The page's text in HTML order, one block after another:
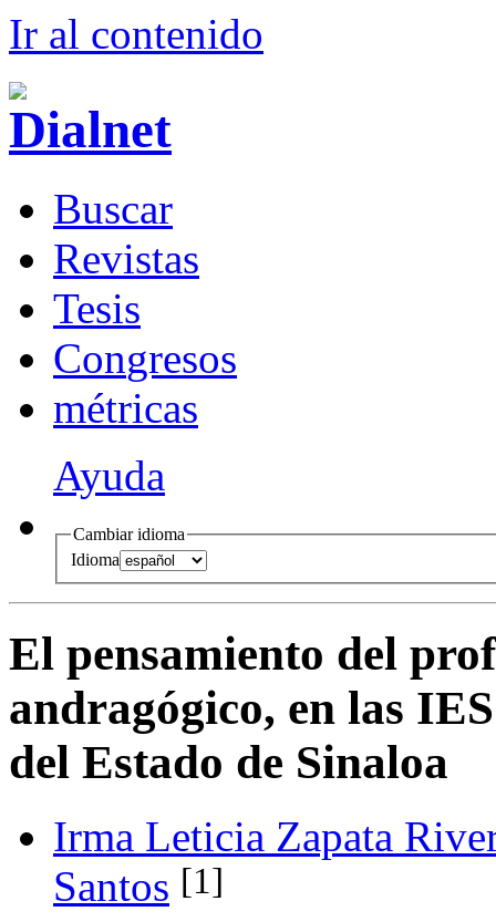
Ir al contenido
Buscar
Revistas
Tesis
Congresos
métricas
Ayuda
Cambiar idioma
Idioma
El pensamiento del
andragógico, en las
del Estado de Sinaloa
Irma Leticia Zapata
Santos [1]